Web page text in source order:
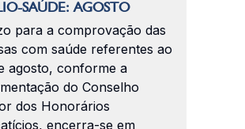
SAÚDE: AGOSTO
para a comprovação das
com saúde referentes ao
agosto, conforme a
do Conselho
dos Honorários
encerra-se em